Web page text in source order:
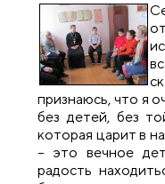
признаюсь, что я
без детей, без
которая царит в
– это вечное
радость